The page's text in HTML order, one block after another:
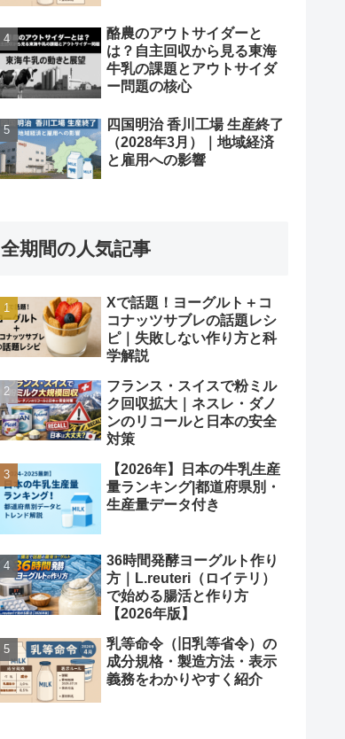
酪農のアウトサイダーと
は？自主回収から見る東海
牛乳の課題とアウトサイダ
ー問題の核心
四国明治 香川工場 生産終了
（2028年3月）｜地域経済
と雇用への影響
全期間の人気記事
Xで話題！ヨーグルト＋コ
コナッツサブレの話題レシ
ピ｜失敗しない作り方と科
学解説
フランス・スイスで粉ミル
ク回収拡大｜ネスレ・ダノ
ンのリコールと日本の安全
対策
【2026年】日本の牛乳生産
量ランキング|都道府県別・
生産量データ付き
36時間発酵ヨーグルト作り
方｜L.reuteri（ロイテリ）
で始める腸活と作り方
【2026年版】
乳等命令（旧乳等省令）の
成分規格・製造方法・表示
義務をわかりやすく紹介